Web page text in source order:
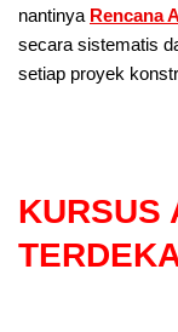
nantinya Rencana
secara sistematis
setiap proyek
KURSUS